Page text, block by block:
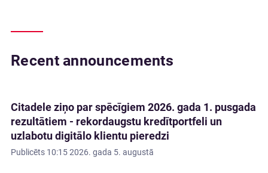
Recent announcements
Citadele ziņo par spēcīgiem 2026. gada 1. pusgada
rezultātiem - rekordaugstu kredītportfeli un
uzlabotu digitālo klientu pieredzi
Publicēts 10:15 2026. gada 5. augustā